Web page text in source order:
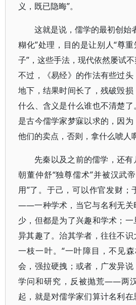
义，既已隐晦”。
这就是说，儒学的最初创始
糊化”处理，目的是让别人“尊
子”，这些手法，现代依然屡试
不过，《易经》的作法有些过
地下，结果时间长了，残破毁
什么、含义是什么谁也不清楚
是古今儒学家梦寐以求的，因
他们的卖点，否则，拿什么唬人
先秦以及之前的儒学，还
朝董仲舒“独尊儒术”并被汉武
用”了。于己，可以作官发财；
——一种学术，当它与名利无关
少，但都是为了兴趣和学术；
异其趣了。治其学者，往往不
一枝一叶。“一叶障目，不见
会，强拉硬拽；或者，广发异
学问和研究，反被抛荒——两
起，就是对儒学家们算计名利